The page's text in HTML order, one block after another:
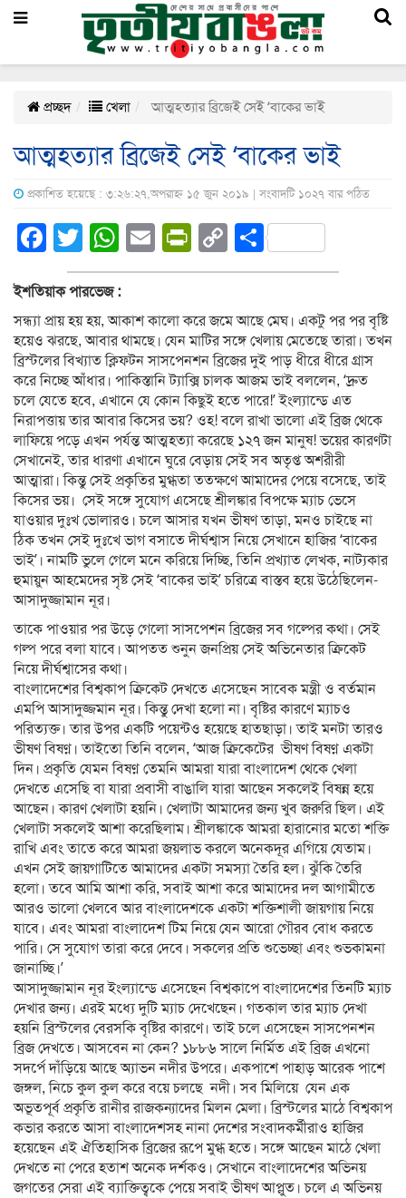
প্রচ্ছদ খেলা আত্মহত্যার ব্রিজেই সেই ‘বাকের ভাই
আত্মহত্যার ব্রিজেই সেই ‘বাকের ভাই
প্রকাশিত হয়েছে : ৩:২৬:২৭,অপরাহ্ন ১৫ জুন ২০১৯ | সংবাদটি ১০২৭ বার পঠিত
Facebook
Twitter
WhatsApp
EmailPrintFriendly
Copy
Link
Share
ইশতিয়াক পারভেজ :
সন্ধ্যা প্রায় হয় হয়, আকাশ কালো করে জমে আছে মেঘ। একটু পর পর বৃষ্টি
হয়েও ঝরছে, আবার থামছে। যেন মাটির সঙ্গে খেলায় মেতেছে তারা। তখন
ব্রিস্টলের বিখ্যাত ক্লিফটন সাসপেনশন ব্রিজের দুই পাড় ধীরে ধীরে গ্রাস
করে নিচ্ছে আঁধার। পাকিস্তানি ট্যাক্সি চালক আজম ভাই বললেন, ‘দ্রুত
চলে যেতে হবে, এখানে যে কোন কিছুই হতে পারে!’ ইংল্যান্ডে এত
নিরাপত্তায় তার আবার কিসের ভয়? ওহ! বলে রাখা ভালো এই ব্রিজ থেকে
লাফিয়ে পড়ে এখন পর্যন্ত আত্মহত্যা করেছে ১২৭ জন মানুষ! ভয়ের কারণটা
সেখানেই, তার ধারণা এখানে ঘুরে বেড়ায় সেই সব অতৃপ্ত অশরীরী
আত্মারা। কিন্তু সেই প্রকৃতির মুগ্ধতা ততক্ষণে আমাদের পেয়ে বসেছে, তাই
কিসের ভয়। সেই সঙ্গে সুযোগ এসেছে শ্রীলঙ্কার বিপক্ষে ম্যাচ ভেসে
যাওয়ার দুঃখ ভোলারও। চলে আসার যখন ভীষণ তাড়া, মনও চাইছে না
ঠিক তখন সেই দুঃখে ভাগ বসাতে দীর্ঘশ্বাস নিয়ে সেখানে হাজির ‘বাকের
ভাই’। নামটি ভুলে গেলে মনে করিয়ে দিচ্ছি, তিনি প্রখ্যাত লেখক, নাট্যকার
হুমায়ুন আহমেদের সৃষ্ট সেই ‘বাকের ভাই’ চরিত্রে বাস্তব হয়ে উঠেছিলেন-
আসাদুজ্জামান নূর।
তাকে পাওয়ার পর উড়ে গেলো সাসপেশন ব্রিজের সব গল্পের কথা। সেই
গল্প পরে বলা যাবে। আপতত শুনুন জনপ্রিয় সেই অভিনেতার ক্রিকেট
নিয়ে দীর্ঘশ্বাসের কথা।
বাংলাদেশের বিশ্বকাপ ক্রিকেট দেখতে এসেছেন সাবেক মন্ত্রী ও বর্তমান
এমপি আসাদুজ্জমান নূর। কিন্তু দেখা হলো না। বৃষ্টির কারণে ম্যাচও
পরিত্যক্ত। তার উপর একটি পয়েন্টও হয়েছে হাতছাড়া। তাই মনটা তারও
ভীষণ বিষণ্ন। তাইতো তিনি বলেন, ‘আজ ক্রিকেটের ভীষণ বিষণ্ন একটা
দিন। প্রকৃতি যেমন বিষণ্ন তেমনি আমরা যারা বাংলাদেশ থেকে খেলা
দেখতে এসেছি বা যারা প্রবাসী বাঙালি যারা আছেন সকলেই বিষন্ন হয়ে
আছেন। কারণ খেলাটা হয়নি। খেলাটা আমাদের জন্য খুব জরুরি ছিল। এই
খেলাটা সকলেই আশা করেছিলাম। শ্রীলঙ্কাকে আমরা হারানোর মতো শক্তি
রাখি এবং তাতে করে আমরা জয়লাভ করলে অনেকদূর এগিয়ে যেতাম।
এখন সেই জায়গাটিতে আমাদের একটা সমস্যা তৈরি হল। ঝুঁকি তৈরি
হলো। তবে আমি আশা করি, সবাই আশা করে আমাদের দল আগামীতে
আরও ভালো খেলবে আর বাংলাদেশকে একটা শক্তিশালী জায়গায় নিয়ে
যাবে। এবং আমরা বাংলাদেশ টিম নিয়ে যেন আরো গৌরব বোধ করতে
পারি। সে সুযোগ তারা করে দেবে। সকলের প্রতি শুভেচ্ছা এবং শুভকামনা
জানাচ্ছি।’
আসাদুজ্জামান নূর ইংল্যান্ডে এসেছেন বিশ্বকাপে বাংলাদেশের তিনটি ম্যাচ
দেখার জন্য। এরই মধ্যে দুটি ম্যাচ দেখেছেন। গতকাল তার ম্যাচ দেখা
হয়নি ব্রিস্টলের বেরসকি বৃষ্টির কারণে। তাই চলে এসেছেন সাসপেনশন
ব্রিজ দেখতে। আসবেন না কেন? ১৮৮৬ সালে নির্মিত এই ব্রিজ এখনো
সদর্পে দাঁড়িয়ে আছে অ্যাভন নদীর উপরে। একপাশে পাহাড় আরেক পাশে
জঙ্গল, নিচে কুল কুল করে বয়ে চলছে নদী। সব মিলিয়ে যেন এক
অভূতপূর্ব প্রকৃতি রানীর রাজকন্যাদের মিলন মেলা। ব্রিস্টলের মাঠে বিশ্বকাপ
কভার করতে আসা বাংলাদেশসহ নানা দেশের সংবাদকর্মীরাও হাজির
হয়েছেন এই ঐতিহাসিক ব্রিজের রূপে মুগ্ধ হতে। সঙ্গে আছেন মাঠে খেলা
দেখতে না পেরে হতাশ অনেক দর্শকও। সেখানে বাংলাদেশের অভিনয়
জগতের সেরা এই ব্যাক্তিত্বকে পেয়ে সবাই ভীষণ আপ্লুত। চলে এ অভিনয়